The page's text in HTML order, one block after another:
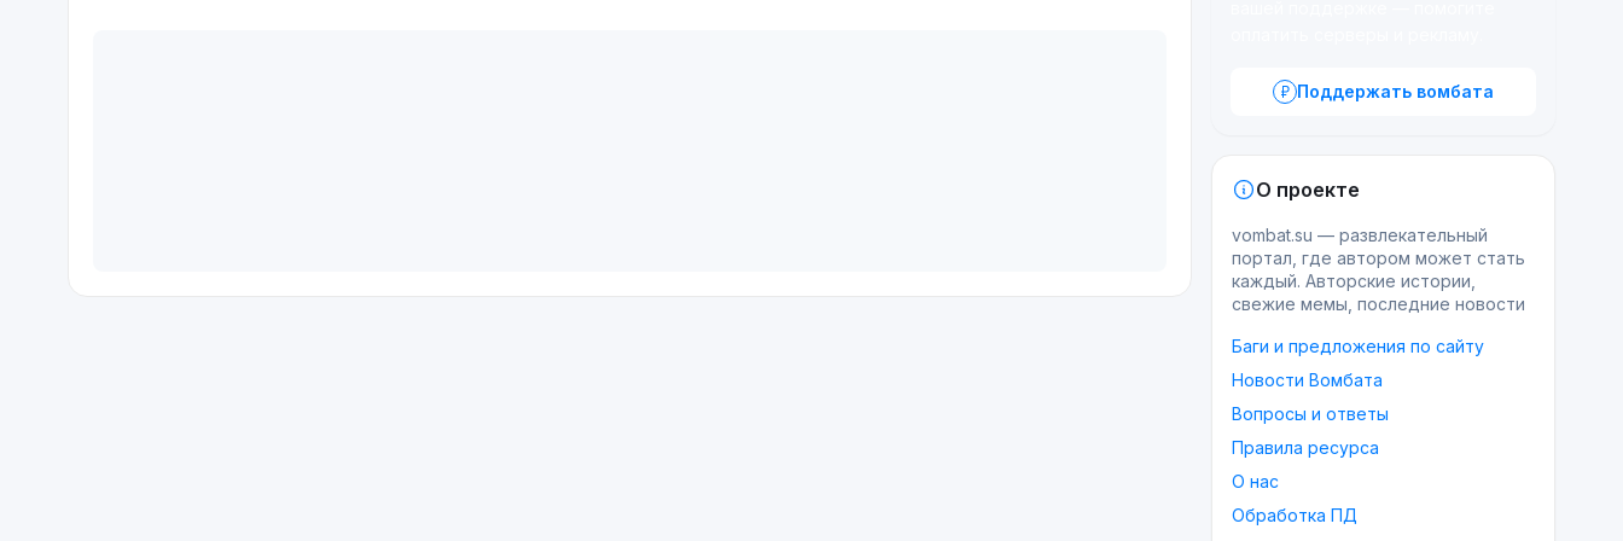
Поддержать вомбата
О проекте
vombat.su — развлекательный
портал, где автором может стать
каждый. Авторские истории,
свежие мемы, последние новости
Баги и предложения по сайту
Новости Вомбата
Вопросы и ответы
Правила ресурса
О нас
Обработка ПД